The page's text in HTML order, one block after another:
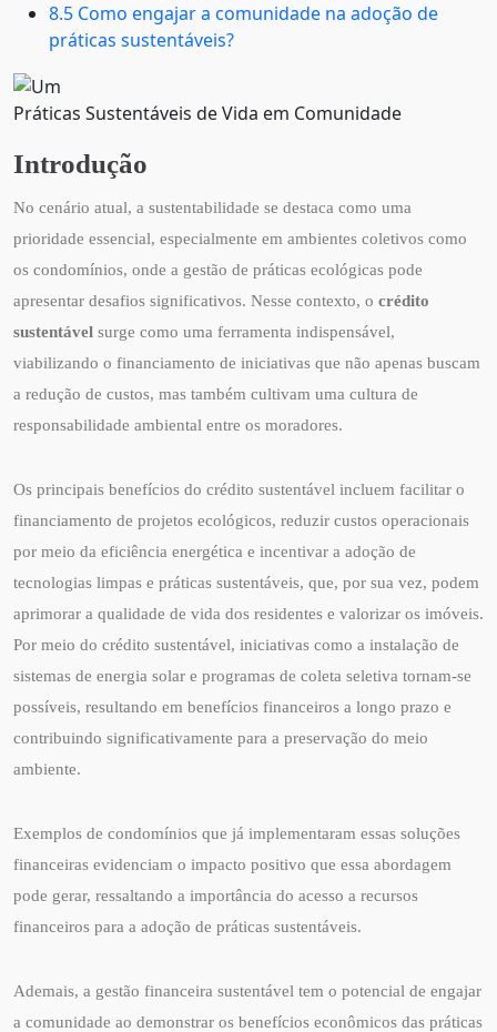
8.5 Como engajar a comunidade na adoção de
práticas sustentáveis?
Práticas Sustentáveis de Vida em Comunidade
Introdução
No cenário atual, a sustentabilidade se destaca como uma
prioridade essencial, especialmente em ambientes coletivos como
os condomínios, onde a gestão de práticas ecológicas pode
apresentar desafios significativos. Nesse contexto, o crédito
sustentável surge como uma ferramenta indispensável,
viabilizando o financiamento de iniciativas que não apenas buscam
a redução de custos, mas também cultivam uma cultura de
responsabilidade ambiental entre os moradores.
Os principais benefícios do crédito sustentável incluem facilitar o
financiamento de projetos ecológicos, reduzir custos operacionais
por meio da eficiência energética e incentivar a adoção de
tecnologias limpas e práticas sustentáveis, que, por sua vez, podem
aprimorar a qualidade de vida dos residentes e valorizar os imóveis.
Por meio do crédito sustentável, iniciativas como a instalação de
sistemas de energia solar e programas de coleta seletiva tornam-se
possíveis, resultando em benefícios financeiros a longo prazo e
contribuindo significativamente para a preservação do meio
ambiente.
Exemplos de condomínios que já implementaram essas soluções
financeiras evidenciam o impacto positivo que essa abordagem
pode gerar, ressaltando a importância do acesso a recursos
financeiros para a adoção de práticas sustentáveis.
Ademais, a gestão financeira sustentável tem o potencial de engajar
a comunidade ao demonstrar os benefícios econômicos das práticas